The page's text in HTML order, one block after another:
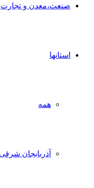
صنعت،معدن و تجارت
استانها
همه
آذربایجان شرقی